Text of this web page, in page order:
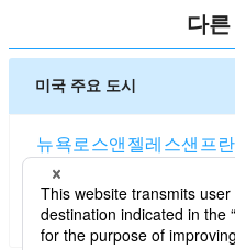
현지 BBQ 요리와 남부
등이 관광객들 사이에서
다른
미국 주요 도시
뉴욕 로스앤젤레스샌프
시애틀
애틀랜타휴스턴솔트레
포틀랜드 (오리건주)